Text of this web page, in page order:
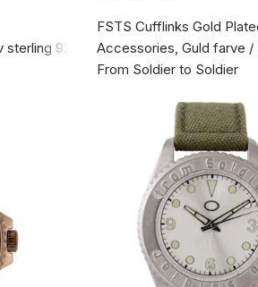
925
FSTS Cufflinks Gold
Accessories, Guld farve
From Soldier to Soldier